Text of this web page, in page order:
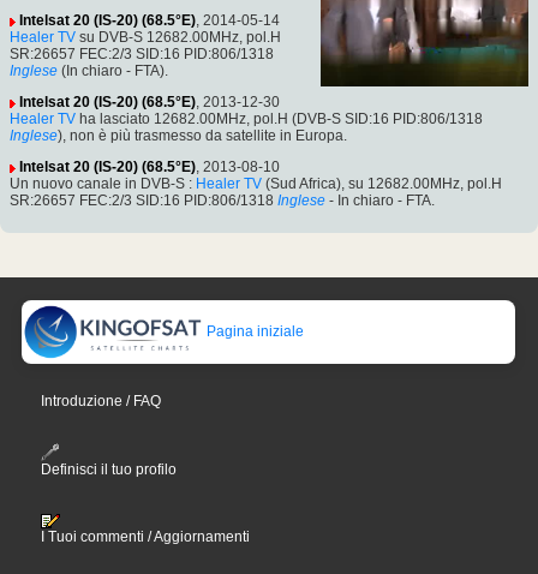
Intelsat 20 (IS-20) (68.5°E), 2014-05-14
Healer TV su DVB-S 12682.00MHz, pol.H
SR:26657 FEC:2/3 SID:16 PID:806/1318
Inglese (In chiaro - FTA).
Intelsat 20 (IS-20) (68.5°E), 2013-12-30
Healer TV ha lasciato 12682.00MHz, pol.H (DVB-S SID:16 PID:806/1318
Inglese), non è più trasmesso da satellite in Europa.
Intelsat 20 (IS-20) (68.5°E), 2013-08-10
Un nuovo canale in DVB-S : Healer TV (Sud Africa), su 12682.00MHz, pol.H
SR:26657 FEC:2/3 SID:16 PID:806/1318 Inglese - In chiaro - FTA.
Pagina iniziale
Introduzione / FAQ
Definisci il tuo profilo
I Tuoi commenti / Aggiornamenti